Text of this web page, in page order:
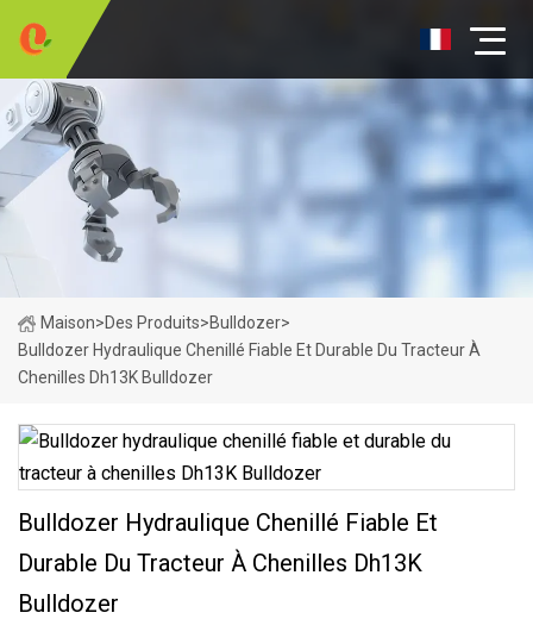
Maison>Des Produits>Bulldozer>
Bulldozer Hydraulique Chenillé Fiable Et Durable Du Tracteur À
Chenilles Dh13K Bulldozer
Bulldozer Hydraulique Chenillé Fiable Et
Durable Du Tracteur À Chenilles Dh13K
Bulldozer